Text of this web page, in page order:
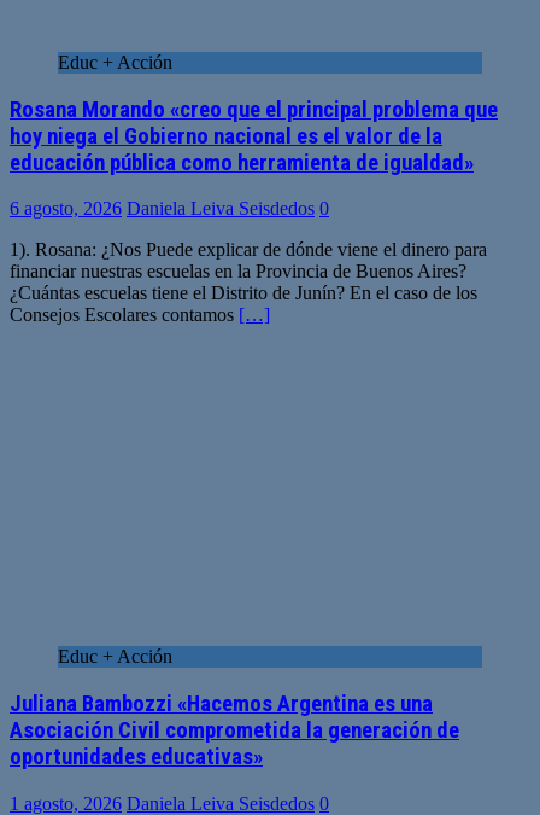
Educ + Acción
Rosana Morando «creo que el principal problema que
hoy niega el Gobierno nacional es el valor de la
educación pública como herramienta de igualdad»
6 agosto, 2026 Daniela Leiva Seisdedos 0
1). Rosana: ¿Nos Puede explicar de dónde viene el dinero para
financiar nuestras escuelas en la Provincia de Buenos Aires?
¿Cuántas escuelas tiene el Distrito de Junín? En el caso de los
Consejos Escolares contamos […]
Educ + Acción
Juliana Bambozzi «Hacemos Argentina es una
Asociación Civil comprometida la generación de
oportunidades educativas»
1 agosto, 2026 Daniela Leiva Seisdedos 0